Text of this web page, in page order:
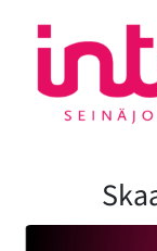
sisältöön